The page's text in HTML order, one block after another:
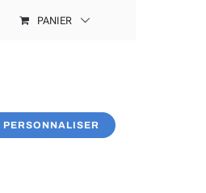
PANIER
PERSONNALISER